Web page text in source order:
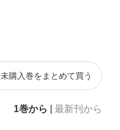
未購入巻をまとめて買う
1巻から 最新刊から